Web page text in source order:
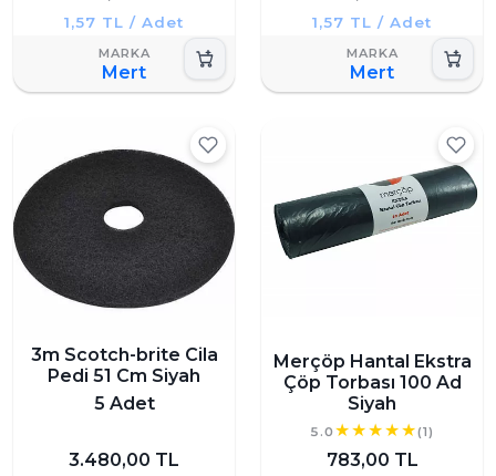
1,57 TL / Adet
Mert
1,57 TL / Adet
Mert
3m Scotch-brite Cila
Pedi 51 Cm Siyah
5 Adet
3.480,00 TL
Merçöp Hantal Ekstra
Çöp Torbası 100 Ad
Siyah
5.0 (1)
783,00 TL